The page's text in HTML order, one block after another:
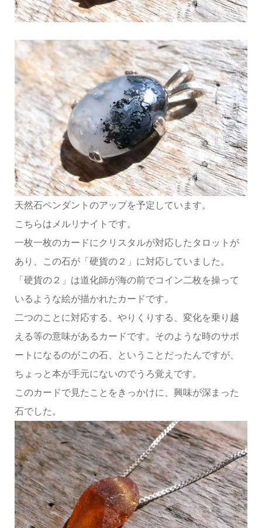
天然石ペンダントのアップを予定しています。
こちらはメルリナイトです。
一枚一枚のカードにクリスタルが対応したタロットが
あり、この石が「硬貨の２」に対応していました。
「硬貨の２」は道化師が海の前でコイン二枚を操って
いるような絵が描かれたカードです。
二つのことに対応する、やりくりする、変化を乗り越
える等の意味があるカードです。そのような時のサポ
ートになるのがこの石、ということだったんですが、
ちょっと本が手元にないのでうろ覚えです。
このカードで見たことをきっかけに、興味が深まった
石でした。